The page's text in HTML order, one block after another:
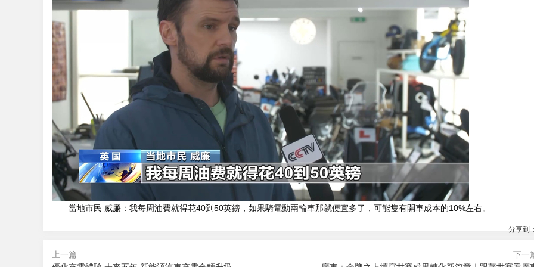
當地市民 威廉：我每周油費就得花40到50英鎊，如果騎電動兩輪車那就便宜多了，可能隻有開車成本的10%左右。
分享到
上一篇
下一